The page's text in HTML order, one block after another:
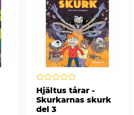
Hjältus tårar -
Skurkarnas skurk
del 3